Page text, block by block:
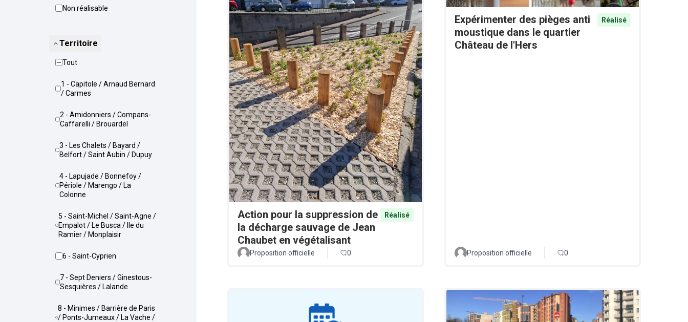
Non réalisable
Territoire
Tout
1 - Capitole / Arnaud Bernard
/ Carmes
2 - Amidonniers / Compans-
Caffarelli / Brouardel
3 - Les Chalets / Bayard /
Belfort / Saint Aubin / Dupuy
4 - Lapujade / Bonnefoy /
Périole / Marengo / La
Colonne
5 - Saint-Michel / Saint-Agne /
Empalot / Le Busca / Ile du
Ramier / Monplaisir
6 - Saint-Cyprien
7 - Sept Deniers / Ginestous-
Sesquières / Lalande
8 - Minimes / Barrière de Paris
/ Ponts-Jumeaux / La Vache /
Action pour la suppression de
la décharge sauvage de Jean
Chaubet en végétalisant
Réalisé
Proposition officielle 0
Expérimenter des pièges anti
moustique dans le quartier
Château de l'Hers
Réalisé
Proposition officielle 0